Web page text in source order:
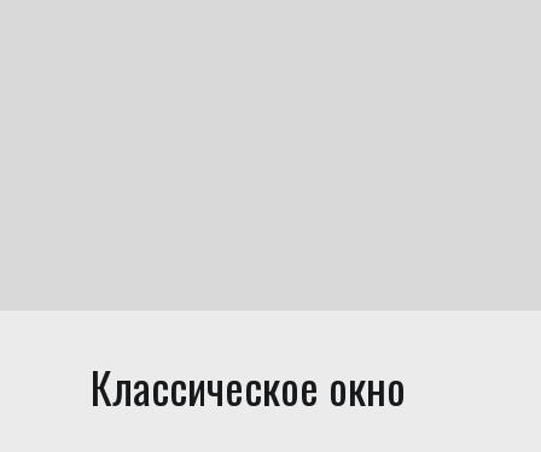
Классическое окно